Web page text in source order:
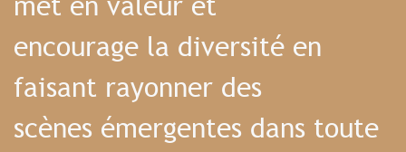
encourage la diversité en
faisant rayonner des
scènes émergentes dans toute